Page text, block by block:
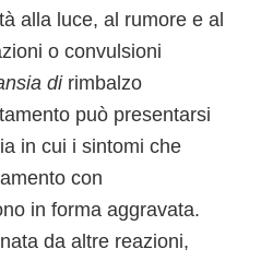
alla luce, al rumore e al
o convulsioni
di rimbalzo
può presentarsi
in cui i sintomi che
con
in forma aggravata.
da altre reazioni,